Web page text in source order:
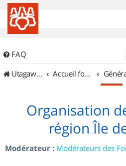
FAQ
UtagawaVTT (Randos VTT et VTTAE avec traces GPS)
Accueil forum
Organisation
région Île
Modérateur : Modérateurs des